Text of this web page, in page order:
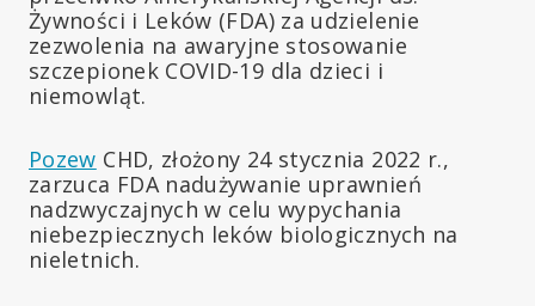
Żywności i Leków (FDA) za udzielenie
zezwolenia na awaryjne stosowanie
szczepionek COVID-19 dla dzieci i
niemowląt.
Pozew CHD, złożony 24 stycznia 2022 r.,
zarzuca FDA nadużywanie uprawnień
nadzwyczajnych w celu wypychania
niebezpiecznych leków biologicznych na
nieletnich.